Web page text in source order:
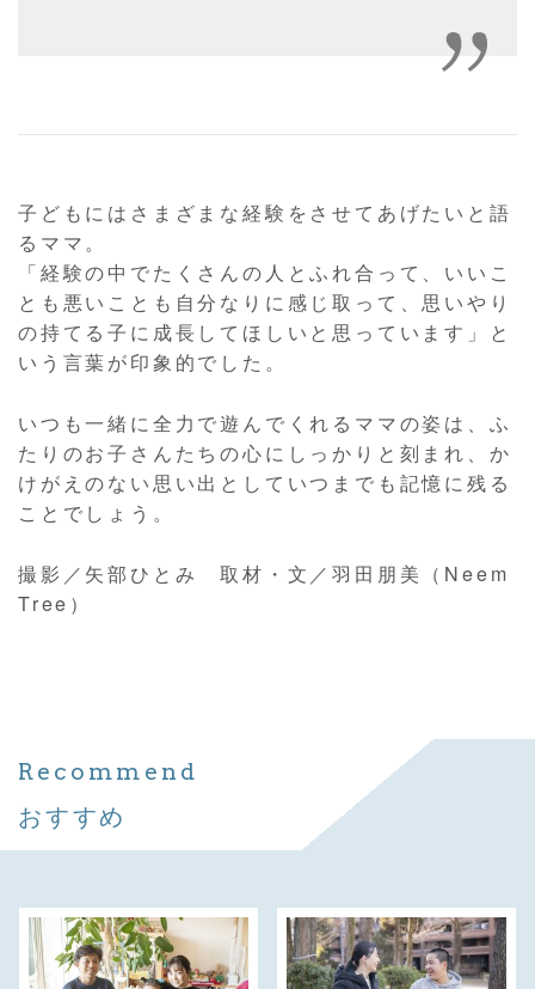
子どもにはさまざまな経験をさせてあげたいと語
るママ。
「経験の中でたくさんの人とふれ合って、いいこ
とも悪いことも自分なりに感じ取って、思いやり
の持てる子に成長してほしいと思っています」と
いう言葉が印象的でした。
いつも一緒に全力で遊んでくれるママの姿は、ふ
たりのお子さんたちの心にしっかりと刻まれ、か
けがえのない思い出としていつまでも記憶に残る
ことでしょう。
撮影／矢部ひとみ 取材・文／羽田朋美（Neem
Tree）
Recommend
おすすめ